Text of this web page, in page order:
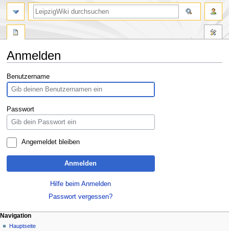
Anmelden
Zur
Navigation
springen
Zur
Suche
springen
Benutzername
Passwort
Angemeldet bleiben
Anmelden
Hilfe beim Anmelden
Passwort vergessen?
Navigation
Hauptseite